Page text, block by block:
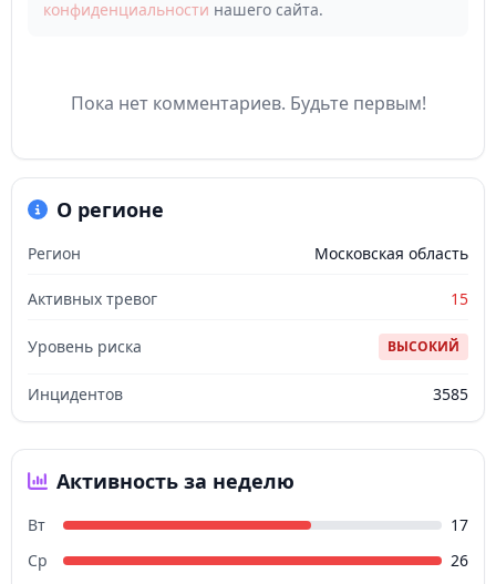
конфиденциальности нашего сайта.
Пока нет комментариев. Будьте первым!
О регионе
Регион Московская область
Активных тревог 15
Уровень риска ВЫСОКИЙ
Инцидентов 3585
Активность за неделю
Вт
17
Ср
26